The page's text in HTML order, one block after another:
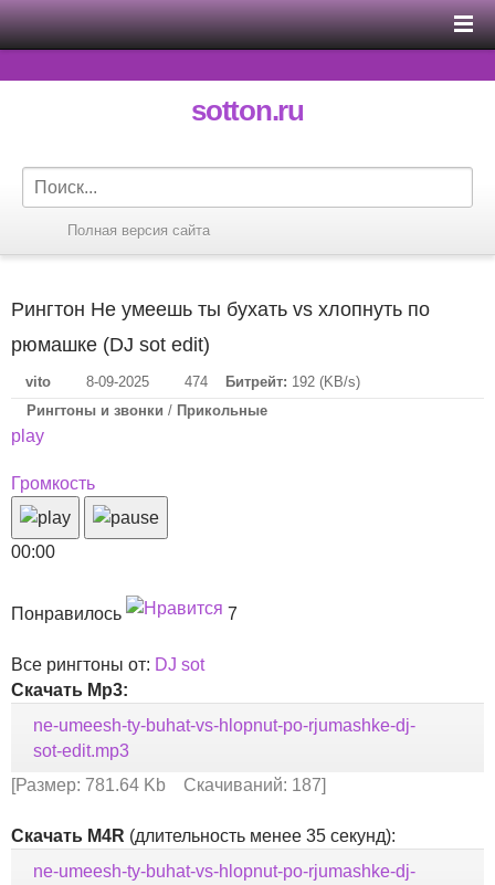
sotton.ru
Полная версия сайта
Рингтон Не умеешь ты бухать vs хлопнуть по
рюмашке (DJ sot edit)
vito 8-09-2025 474 Битрейт: 192 (KB/s)
Рингтоны и звонки / Прикольные
play
Громкость
00:00
Понравилось 7
Все рингтоны от: DJ sot
Скачать Mp3:
ne-umeesh-ty-buhat-vs-hlopnut-po-rjumashke-dj-
sot-edit.mp3
[Размер: 781.64 Kb Скачиваний: 187]
Скачать M4R (длительность менее 35 секунд):
ne-umeesh-ty-buhat-vs-hlopnut-po-rjumashke-dj-